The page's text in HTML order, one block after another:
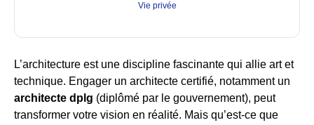
Vie privée
L’architecture est une discipline fascinante qui allie art et
technique. Engager un architecte certifié, notamment un
architecte dplg (diplômé par le gouvernement), peut
transformer votre vision en réalité. Mais qu’est-ce que